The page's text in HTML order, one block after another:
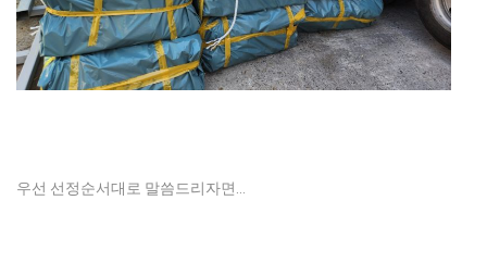
우선 선정순서대로 말씀드리자면…